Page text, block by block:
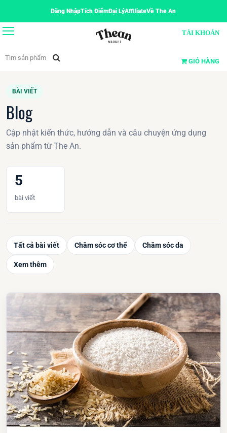
Đăng NhậpTích ĐiểmĐại LýAffiliateVề The An
TÀI KHOẢN
GIỎ HÀNG
BÀI VIẾT
Blog
Cập nhật kiến thức, hướng dẫn và câu chuyện ứng dụng
sản phẩm từ The An.
5
bài viết
Tất cả bài viết Chăm sóc cơ thể Chăm sóc da
Xem thêm